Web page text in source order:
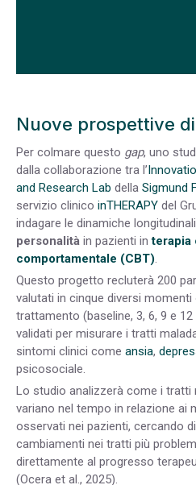
Nuove prospettive
Per colmare questo gap, uno
dalla collaborazione tra l’
and Research Lab della Sigmund
servizio clinico inTHERAPY del
indagare le dinamiche
personalità in pazienti interapia
comportamentale (CBT).
Questo progetto recluterà 200
valutati in cinque diversi momenti
trattamento (baseline, 3, 6, 9 e
validati per misurare i tratti
sintomi clinici come ansia,
psicosociale.
Lo studio analizzerà come i tratti
variano nel tempo in relazione ai
osservati nei pazienti, cercando
cambiamenti nei tratti più
direttamente al progresso
(Ocera et al., 2025).